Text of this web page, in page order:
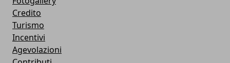
Credito
Turismo
Incentivi
Agevolazioni